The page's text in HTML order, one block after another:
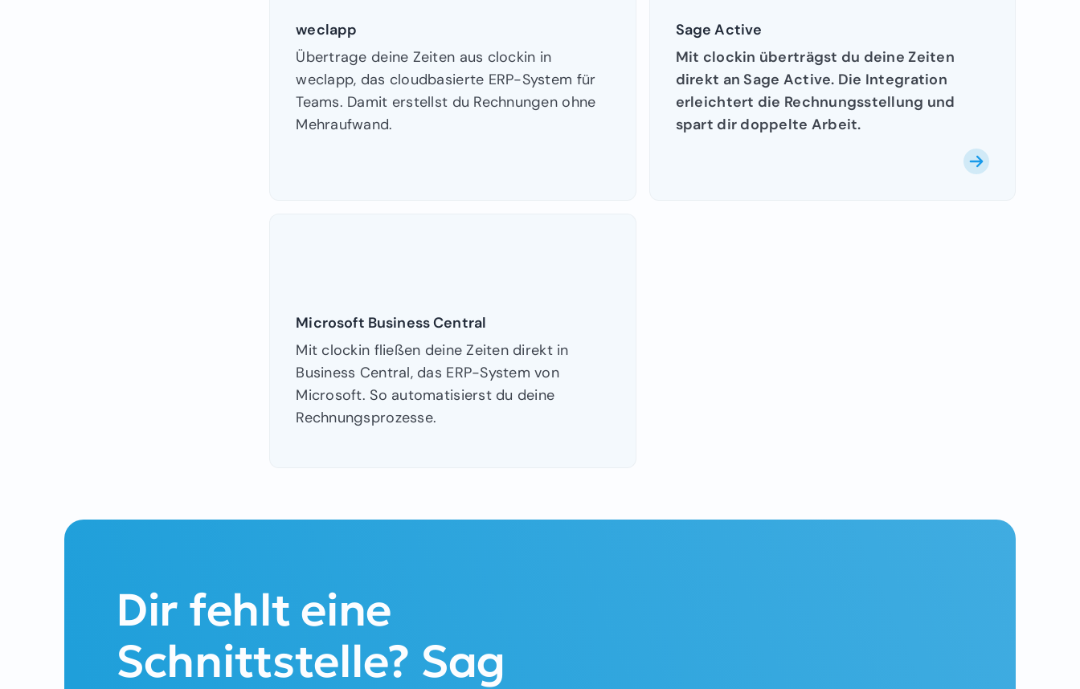
weclapp
Übertrage deine Zeiten aus clockin in
weclapp, das cloudbasierte ERP-System für
Teams. Damit erstellst du Rechnungen ohne
Mehraufwand.
Sage Active
Mit clockin überträgst du deine Zeiten
direkt an Sage Active. Die Integration
erleichtert die Rechnungsstellung und
spart dir doppelte Arbeit.
Microsoft Business Central
Mit clockin fließen deine Zeiten direkt in
Business Central, das ERP-System von
Microsoft. So automatisierst du deine
Rechnungsprozesse.
Dir fehlt eine
Schnittstelle? Sag